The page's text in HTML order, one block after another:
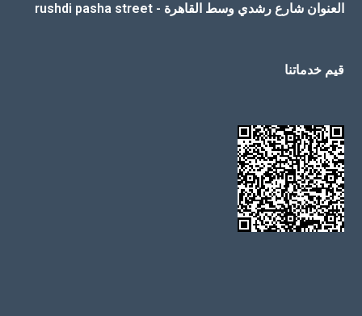
العنوان شارع رشدي وسط القاهرة - rushdi pasha street
قيم خدماتنا